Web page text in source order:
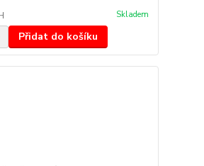
Skladem
Přidat do košíku